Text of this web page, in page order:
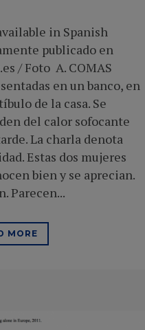
in Spanish
publicado en
/ Foto A. COMAS
en un banco, en
de la casa. Se
del calor sofocante
La charla denota
Estas dos mujeres
bien y se aprecian.
Parecen...
MORE